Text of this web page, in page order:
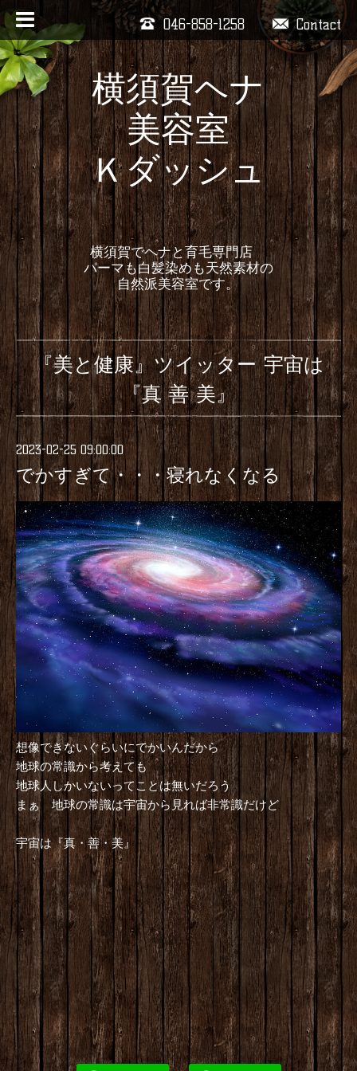
Contact
046-858-1258
横須賀ヘナ
美容室
Ｋダッシュ
横須賀でヘナと育毛専門店
パーマも白髪染めも天然素材の
自然派美容室です。
『美と健康』ツイッター 宇宙は
『真 善 美』
2023-02-25 09:00:00
でかすぎて・・・寝れなくなる
想像できないぐらいにでかいんだから
地球の常識から考えても
地球人しかいないってことは無いだろう
まぁ 地球の常識は宇宙から見れば非常識だけど
宇宙は『真・善・美』